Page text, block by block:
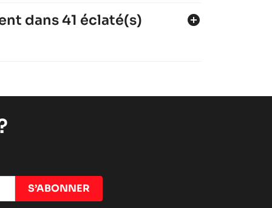
dans 41 éclaté(s) add_circle